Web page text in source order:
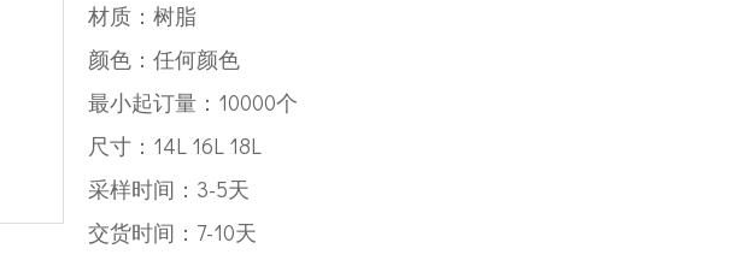
材质：树脂
颜色：任何颜色
最小起订量：10000个
尺寸：14L 16L 18L
采样时间：3-5天
交货时间：7-10天